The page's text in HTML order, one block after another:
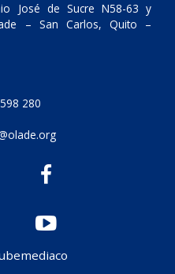
José de Sucre N58-63 y
– San Carlos, Quito –
280